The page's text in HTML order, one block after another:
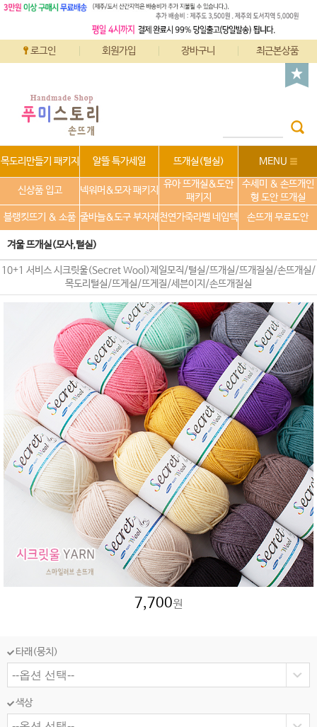
로그인 회원가입 장바구니 최근본상품
목도리만들기 패키지 알뜰 특가세일 뜨개실(털실) MENU
신상품 입고 넥워머&모자 패키지
유아 뜨개실&도안
패키지
수세미 & 손뜨개인
형 도안 뜨개실
블랭킷뜨기 & 소품 줄바늘&도구 부자재 천연가죽라벨 네임텍 손뜨개 무료도안
겨울 뜨개실(모사,털실)
10+1 서비스 시크릿울(Secret Wool)제일모직/털실/뜨개실/뜨개질실/손뜨개실/
목도리털실/뜨게실/뜨게질/세븐이지/손뜨개질실
7,700원
타래(뭉치)
색상